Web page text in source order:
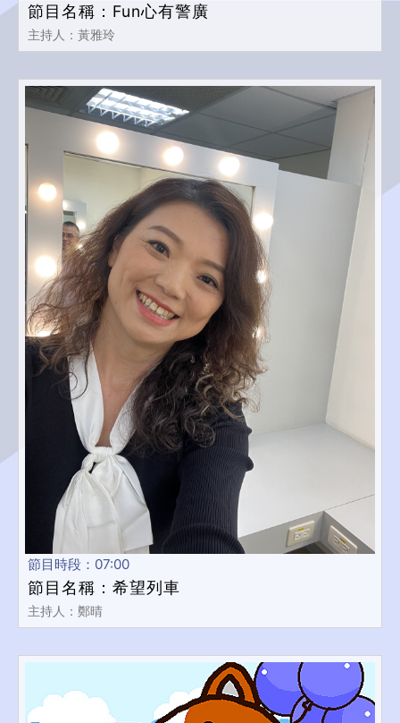
節目名稱：Fun心有警廣
主持人：黃雅玲
節目時段：07:00
節目名稱：希望列車
主持人：鄭晴